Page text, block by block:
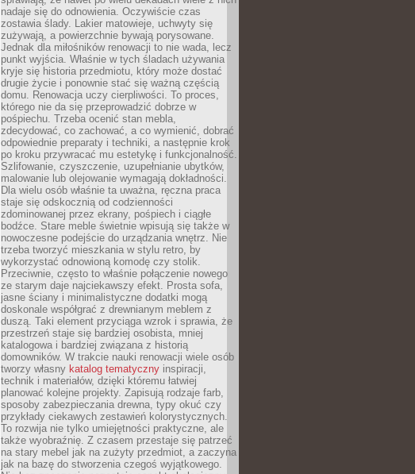
nadaje się do odnowienia. Oczywiście czas
zostawia ślady. Lakier matowieje, uchwyty się
zużywają, a powierzchnie bywają porysowane.
Jednak dla miłośników renowacji to nie wada, lecz
punkt wyjścia. Właśnie w tych śladach używania
kryje się historia przedmiotu, który może dostać
drugie życie i ponownie stać się ważną częścią
domu. Renowacja uczy cierpliwości. To proces,
którego nie da się przeprowadzić dobrze w
pośpiechu. Trzeba ocenić stan mebla,
zdecydować, co zachować, a co wymienić, dobrać
odpowiednie preparaty i techniki, a następnie krok
po kroku przywracać mu estetykę i funkcjonalność.
Szlifowanie, czyszczenie, uzupełnianie ubytków,
malowanie lub olejowanie wymagają dokładności.
Dla wielu osób właśnie ta uważna, ręczna praca
staje się odskocznią od codzienności
zdominowanej przez ekrany, pośpiech i ciągłe
bodźce. Stare meble świetnie wpisują się także w
nowoczesne podejście do urządzania wnętrz. Nie
trzeba tworzyć mieszkania w stylu retro, by
wykorzystać odnowioną komodę czy stolik.
Przeciwnie, często to właśnie połączenie nowego
ze starym daje najciekawszy efekt. Prosta sofa,
jasne ściany i minimalistyczne dodatki mogą
doskonale współgrać z drewnianym meblem z
duszą. Taki element przyciąga wzrok i sprawia, że
przestrzeń staje się bardziej osobista, mniej
katalogowa i bardziej związana z historią
domowników. W trakcie nauki renowacji wiele osób
tworzy własny katalog tematyczny inspiracji,
technik i materiałów, dzięki któremu łatwiej
planować kolejne projekty. Zapisują rodzaje farb,
sposoby zabezpieczania drewna, typy okuć czy
przykłady ciekawych zestawień kolorystycznych.
To rozwija nie tylko umiejętności praktyczne, ale
także wyobraźnię. Z czasem przestaje się patrzeć
na stary mebel jak na zużyty przedmiot, a zaczyna
jak na bazę do stworzenia czegoś wyjątkowego.